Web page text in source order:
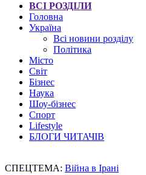
ВСІ РОЗДІЛИ
Головна
Україна
Всі новини розділу
Політика
Місто
Світ
Бізнес
Наука
Шоу-бізнес
Спорт
Lifestyle
БЛОГИ ЧИТАЧІВ
СПЕЦТЕМА: Війна в Ірані